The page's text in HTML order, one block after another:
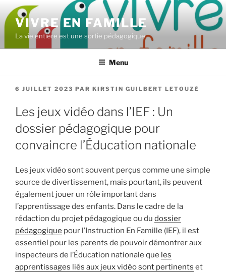
Aller
au
contenuVIVRE EN FAMILLE
La vie entière est une sortie pédagogique
Menu
PUBLIÉ
6 JUILLET 2023 PAR KIRSTIN GUILBERT LETOUZÉ
Les jeux vidéo dans l’IEF : Un
dossier pédagogique pour
convaincre l’Éducation nationale
Les jeux vidéo sont souvent perçus comme une simple
source de divertissement, mais pourtant, ils peuvent
également jouer un rôle important dans
l’apprentissage des enfants. Dans le cadre de la
rédaction du projet pédagogique ou du dossier
pédagogique pour l’Instruction En Famille (IEF), il est
essentiel pour les parents de pouvoir démontrer aux
inspecteurs de l’Éducation nationale que les
apprentissages liés aux jeux vidéo sont pertinents et